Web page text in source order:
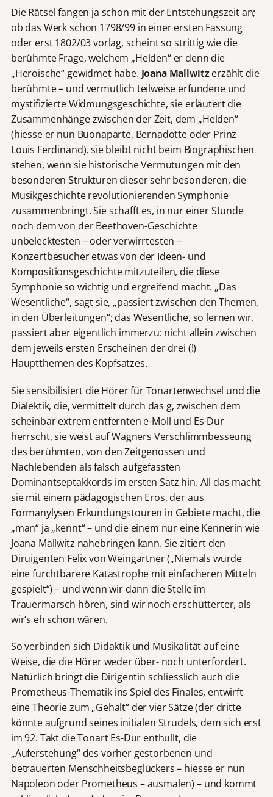
Die Rätsel fangen ja schon mit der Entstehungszeit an;
ob das Werk schon 1798/99 in einer ersten Fassung
oder erst 1802/03 vorlag, scheint so strittig wie die
berühmte Frage, welchem „Helden“ er denn die
„Heroische“ gewidmet habe. Joana Mallwitzerzählt die
berühmte – und vermutlich teilweise erfundene und
mystifizierte Widmungsgeschichte, sie erläutert die
Zusammenhänge zwischen der Zeit, dem „Helden“
(hiesse er nun Buonaparte, Bernadotte oder Prinz
Louis Ferdinand), sie bleibt nicht beim Biographischen
stehen, wenn sie historische Vermutungen mit den
besonderen Strukturen dieser sehr besonderen, die
Musikgeschichte revolutionierenden Symphonie
zusammenbringt. Sie schafft es, in nur einer Stunde
noch dem von der Beethoven-Geschichte
unbelecktesten – oder verwirrtesten –
Konzertbesucher etwas von der Ideen- und
Kompositionsgeschichte mitzuteilen, die diese
Symphonie so wichtig und ergreifend macht. „Das
Wesentliche“, sagt sie, „passiert zwischen den Themen,
in den Überleitungen“; das Wesentliche, so lernen wir,
passiert aber eigentlich immerzu: nicht allein zwischen
dem jeweils ersten Erscheinen der drei (!)
Hauptthemen des Kopfsatzes.
Sie sensibilisiert die Hörer für Tonartenwechsel und die
Dialektik, die, vermittelt durch das g, zwischen dem
scheinbar extrem entfernten e-Moll und Es-Dur
herrscht, sie weist auf Wagners Verschlimmbesseung
des berühmten, von den Zeitgenossen und
Nachlebenden als falsch aufgefassten
Dominantseptakkords im ersten Satz hin. All das macht
sie mit einem pädagogischen Eros, der aus
Formanylysen Erkundungstouren in Gebiete macht, die
„man“ ja „kennt“ – und die einem nur eine Kennerin wie
Joana Mallwitz nahebringen kann. Sie zitiert den
Diruigenten Felix von Weingartner („Niemals wurde
eine furchtbarere Katastrophe mit einfacheren Mitteln
gespielt“) – und wenn wir dann die Stelle im
Trauermarsch hören, sind wir noch erschütterter, als
wir‘s eh schon wären.
So verbinden sich Didaktik und Musikalität auf eine
Weise, die die Hörer weder über- noch unterfordert.
Natürlich bringt die Dirigentin schliesslich auch die
Prometheus-Thematik ins Spiel des Finales, entwirft
eine Theorie zum „Gehalt“ der vier Sätze (der dritte
könnte aufgrund seines initialen Strudels, dem sich erst
im 92. Takt die Tonart Es-Dur enthüllt, die
„Auferstehung“ des vorher gestorbenen und
betrauerten Menschheitsbeglückers – hiesse er nun
Napoleon oder Prometheus – ausmalen) – und kommt